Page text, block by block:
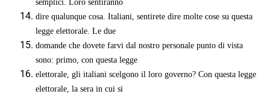
semplici. Loro sentiranno
dire qualunque cosa. Italiani, sentirete dire molte cose su questa
legge elettorale. Le due
domande che dovete farvi dal nostro personale punto di vista
sono: primo, con questa legge
elettorale, gli italiani scelgono il loro governo? Con questa legge
elettorale, la sera in cui si